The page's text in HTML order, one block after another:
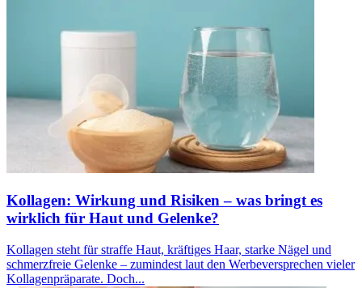
Kollagen: Wirkung und Risiken – was bringt es
wirklich für Haut und Gelenke?
Kollagen steht für straffe Haut, kräftiges Haar, starke Nägel und
schmerzfreie Gelenke – zumindest laut den Werbeversprechen vieler
Kollagenpräparate. Doch...